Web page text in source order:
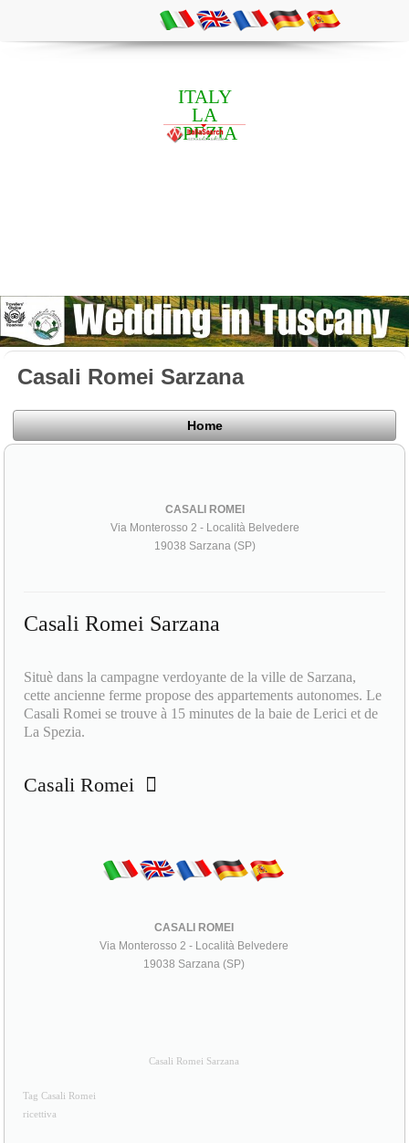
ITALY
LA
SPEZIA
Casali Romei Sarzana
Home
CASALI ROMEI
Via Monterosso 2 - Località Belvedere
19038 Sarzana (SP)
Casali Romei Sarzana
Situè dans la campagne verdoyante de la ville de Sarzana,
cette ancienne ferme propose des appartements autonomes. Le
Casali Romei se trouve à 15 minutes de la baie de Lerici et de
La Spezia.
Casali Romei
CASALI ROMEI
Via Monterosso 2 - Località Belvedere
19038 Sarzana (SP)
Casali Romei Sarzana
Tag Casali Romei
ricettiva